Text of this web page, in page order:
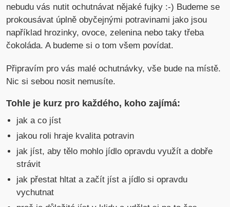
nebudu vás nutit ochutnávat nějaké fujky :-) Budeme se
prokousávat úplně obyčejnými potravinami jako jsou
například hrozinky, ovoce, zelenina nebo taky třeba
čokoláda. A budeme si o tom všem povídat.
Připravím pro vás malé ochutnávky, vše bude na místě.
Nic si sebou nosit nemusíte.
Tohle je kurz pro každého, koho zajímá:
jak a co jíst
jakou roli hraje kvalita potravin
jak jíst, aby tělo mohlo jídlo opravdu využít a dobře
strávit
jak přestat hltat a začít jíst a jídlo si opravdu
vychutnat